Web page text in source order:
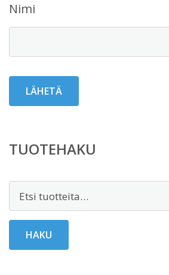
Nimi
TUOTEHAKU
HAKU